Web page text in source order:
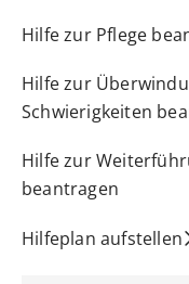
Hilfe zur Pflege
Hilfe zur
Schwierigkeiten
Hilfe zur
beantragen
Hilfeplan aufstellen